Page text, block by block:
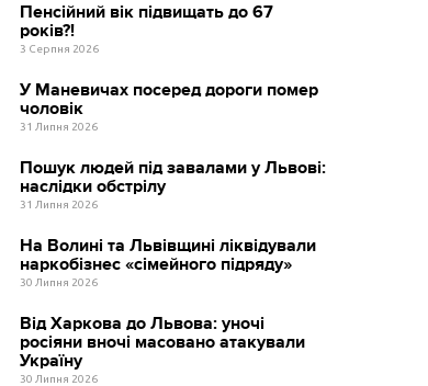
Пенсійний вік підвищать до 67
років?!
3 Серпня 2026
У Маневичах посеред дороги помер
чоловік
31 Липня 2026
Пошук людей під завалами у Львові:
наслідки обстрілу
31 Липня 2026
На Волині та Львівщині ліквідували
наркобізнес «сімейного підряду»
30 Липня 2026
Від Харкова до Львова: уночі
росіяни вночі масовано атакували
Україну
30 Липня 2026